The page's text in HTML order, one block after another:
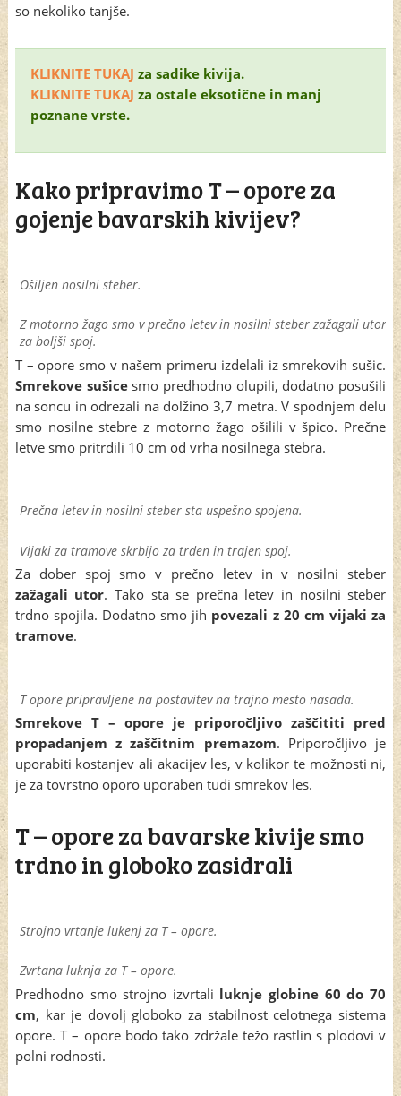
so nekoliko tanjše.
KLIKNITE TUKAJ za sadike kivija.
KLIKNITE TUKAJ za ostale eksotične in manj
poznane vrste.
Kako pripravimo T – opore za
gojenje bavarskih kivijev?
Ošiljen nosilni steber.
Z motorno žago smo v prečno letev in nosilni steber zažagali utor
za boljši spoj.
T – opore smo v našem primeru izdelali iz smrekovih sušic.
Smrekove sušicesmo predhodno olupili, dodatno posušili
na soncu in odrezali na dolžino 3,7 metra. V spodnjem delu
smo nosilne stebre z motorno žago ošilili v špico. Prečne
letve smo pritrdili 10 cm od vrha nosilnega stebra.
Prečna letev in nosilni steber sta uspešno spojena.
Vijaki za tramove skrbijo za trden in trajen spoj.
Za dober spoj smo v prečno letev in v nosilni steber
zažagali utor. Tako sta se prečna letev in nosilni steber
trdno spojila. Dodatno smo jih povezali z 20 cm vijaki za
tramove.
T opore pripravljene na postavitev na trajno mesto nasada.
Smrekove T – opore je priporočljivo zaščititi pred
propadanjem z zaščitnim premazom. Priporočljivo je
uporabiti kostanjev ali akacijev les, v kolikor te možnosti ni,
je za tovrstno oporo uporaben tudi smrekov les.
T – opore za bavarske kivije smo
trdno in globoko zasidrali
Strojno vrtanje lukenj za T – opore.
Zvrtana luknja za T – opore.
Predhodno smo strojno izvrtali luknje globine 60 do 70
cm, kar je dovolj globoko za stabilnost celotnega sistema
opore. T – opore bodo tako zdržale težo rastlin s plodovi v
polni rodnosti.